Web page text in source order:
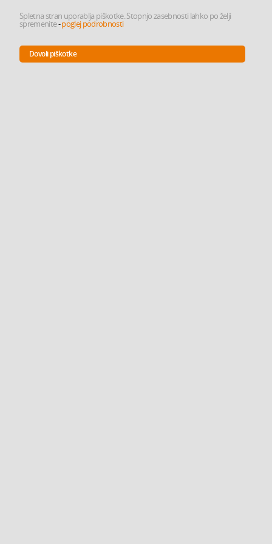
Spletna stran uporablja piškotke. Stopnjo zasebnosti lahko po želji
spremenite-poglej podrobnosti
Dovoli piškotke